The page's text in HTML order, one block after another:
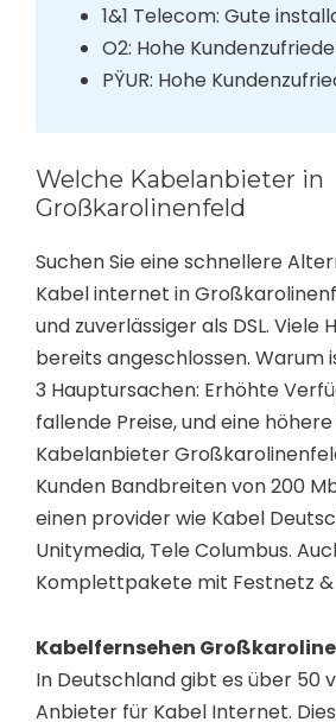
1&1 Telecom: Gute
O2: Hohe
PŸUR: Hohe
Welche Kabelanbieter in
Großkarolinenfeld
Suchen Sie eine schnellere
Kabel internet in
und zuverlässiger als DSL. Viele
bereits angeschlossen. Warum
3 Hauptursachen: Erhöhte
fallende Preise, und eine
Kabelanbieter
Kunden Bandbreiten von 200
einen provider wie Kabel
Unitymedia, Tele Columbus.
Komplettpakete mit Festnetz &
Kabelfernsehen
In Deutschland gibt es über 50
Anbieter für Kabel Internet.